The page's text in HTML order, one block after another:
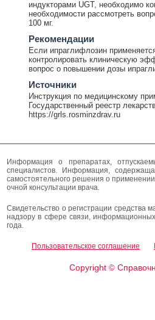
индукторами UGT, необходимо
необходимости рассмотреть
100 мг.
Рекомендации
Если ипраглифлозин
контролировать клиническую
вопрос о повышении дозы
Источники
Инструкция по медицинскому
Государственный реестр
https://grls.rosminzdrav.ru
Информация о препаратах,
специалистов. Информация,
самостоятельного решения о
очной консультации врача.
Свидетельство о регистрации
надзору в сфере связи,
года.
Пользовательское соглашение
Copyright ©